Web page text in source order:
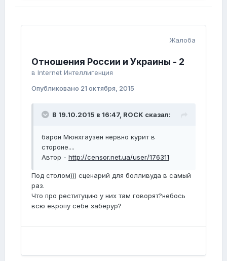
Жалоба
Отношения России и Украины - 2
в Internet Интеллигенция
Опубликовано 21 октября, 2015
В 19.10.2015 в 16:47, ROCK сказал:
барон Мюнхгаузен нервно курит в
стороне....
Автор - http://censor.net.ua/user/176311
Под столом))) сценарий для болливуда в самый
раз.
Что про реституцию у них там говорят?небось
всю европу себе заберур?